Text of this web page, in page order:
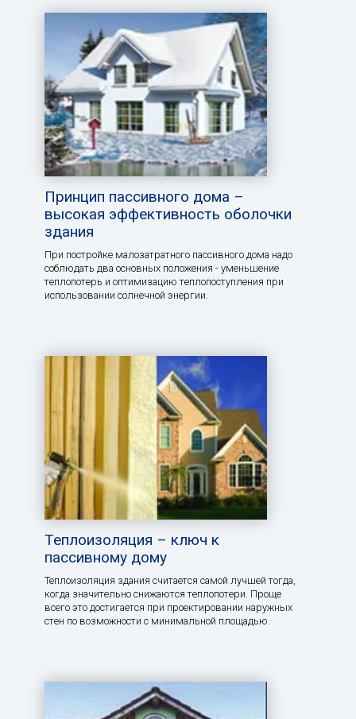
Принцип пассивного дома –
высокая эффективность оболочки
здания
При постройке малозатратного пассивного дома надо
соблюдать два основных положения - уменьшение
теплопотерь и оптимизацию теплопоступления при
использовании солнечной энергии.
Теплоизоляция – ключ к
пассивному дому
Теплоизоляция здания считается самой лучшей тогда,
когда значительно снижаются теплопотери. Проще
всего это достигается при проектировании наружных
стен по возможности с минимальной площадью.